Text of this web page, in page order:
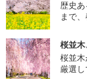
歴史
まで
桜並
桜並
厳選